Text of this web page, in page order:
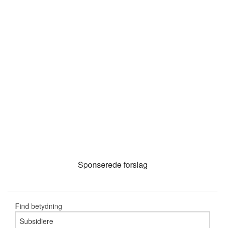
Sponserede forslag
Find betydning